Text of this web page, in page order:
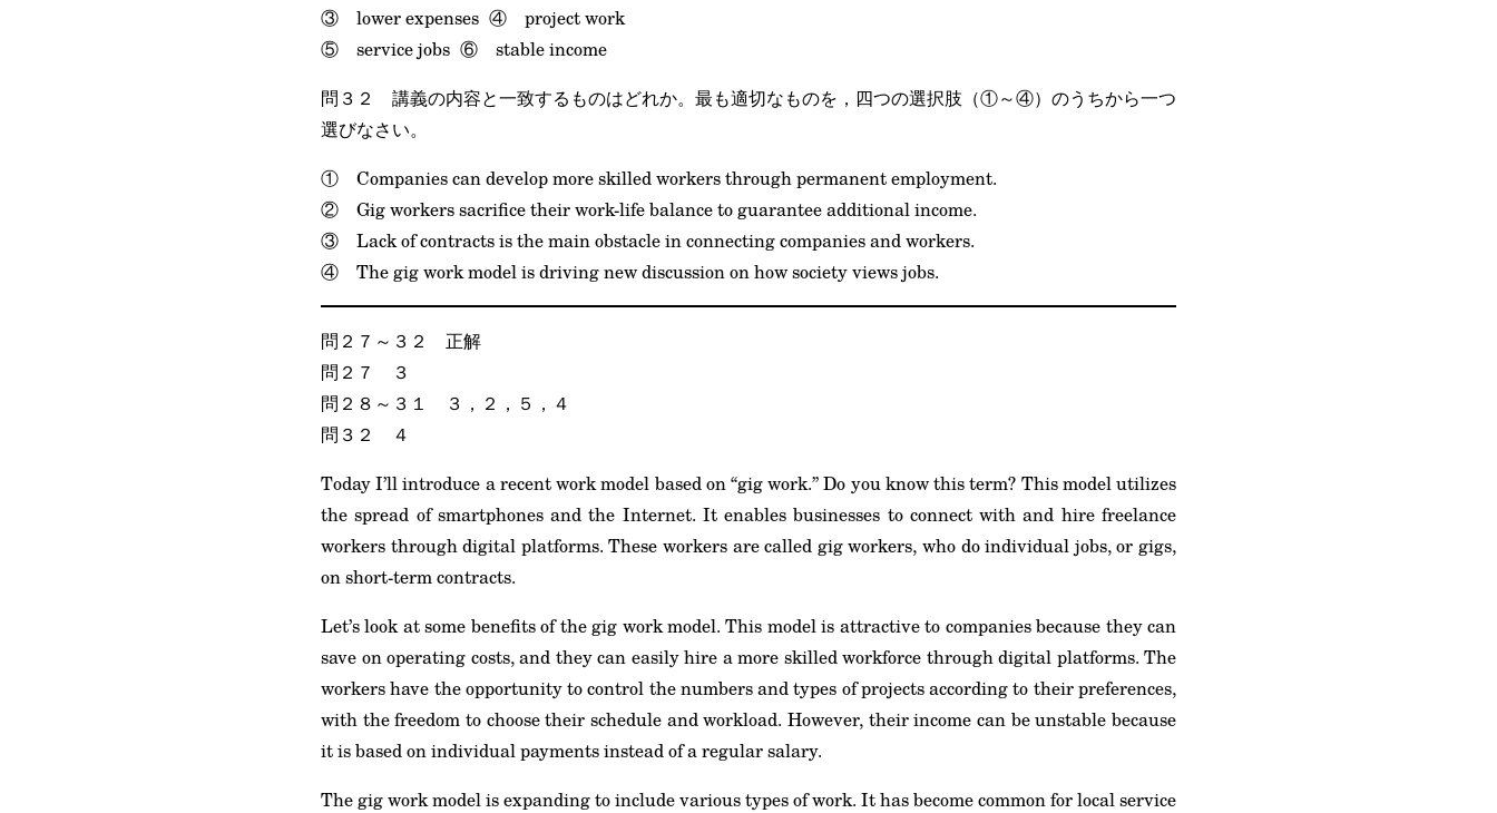
③ lower expenses ④ project work
⑤ service jobs ⑥ stable income
問３２ 講義の内容と一致するものはどれか。最も適切なものを，四つの選択肢（①～④）のうちから一つ
選びなさい。
① Companies can develop more skilled workers through permanent employment.
② Gig workers sacrifice their work-life balance to guarantee additional income.
③ Lack of contracts is the main obstacle in connecting companies and workers.
④ The gig work model is driving new discussion on how society views jobs.
問２７～３２ 正解
問２７ ３
問２８～３１ ３，２，５，４
問３２ ４
Today I’ll introduce a recent work model based on “gig work.” Do you know this term? This model utilizes
the spread of smartphones and the Internet. It enables businesses to connect with and hire freelance
workers through digital platforms. These workers are called gig workers, who do individual jobs, or gigs,
on short-term contracts.
Let’s look at some benefits of the gig work model. This model is attractive to companies because they can
save on operating costs, and they can easily hire a more skilled workforce through digital platforms. The
workers have the opportunity to control the numbers and types of projects according to their preferences,
with the freedom to choose their schedule and workload. However, their income can be unstable because
it is based on individual payments instead of a regular salary.
The gig work model is expanding to include various types of work. It has become common for local service